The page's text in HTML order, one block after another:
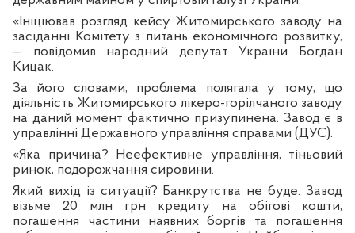
«Ініціював розгляд кейсу Житомирського заводу на
засіданні Комітету з питань економічного розвитку,
— повідомив народний депутат України Богдан
Кицак.
За його словами, проблема полягала у тому, що
діяльність Житомирського лікеро-горілчаного заводу
на даний момент фактично призупинена. Завод є в
управлінні Державного управління справами (ДУС).
«Яка причина? Неефективне управління, тіньовий
ринок, подорожчання сировини.
Який вихід із ситуації? Банкрутства не буде. Завод
візьме 20 млн грн кредиту на обігові кошти,
погашення частини наявних боргів та погашення